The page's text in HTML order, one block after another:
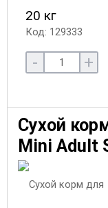
20 кг
Код: 129333
- +
Сухой
Mini Adult